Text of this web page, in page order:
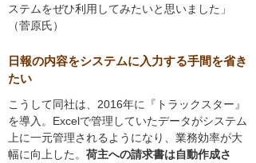
ステムをぜひ利用してみたいと思いました」
（菅原氏）
日報の内容をシステムに入力する手間を省き
たい
こうして同社は、2016年に『トラックスター』
を導入。Excelで管理していたデータがシステム
上に一元管理されるようになり、業務効率が大
幅に向上した。 荷主への請求書は自動作成さ